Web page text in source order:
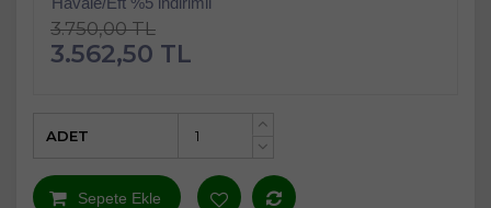
3.750,00 TL
3.562,50 TL
+
ADET
Sepete Ekle